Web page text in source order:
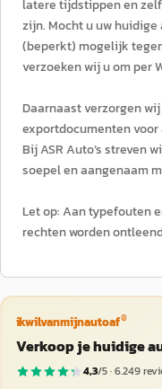
latere tijdstippen en
zijn. Mocht u uw
(beperkt) mogelijk
verzoeken wij u om per
Daarnaast verzorgen
exportdocumenten voor
Bij ASR Auto’s streven
soepel en aangenaam
Let op: Aan typefouten
rechten worden
ikwilvanmijnautoaf®
Verkoop je huidige
4,3/5 ·6.249